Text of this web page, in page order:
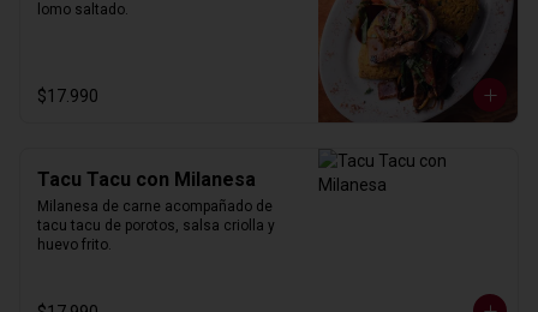
lomo saltado.
$17.990
Tacu Tacu con Milanesa
Milanesa de carne acompañado de
tacu tacu de porotos, salsa criolla y
huevo frito.